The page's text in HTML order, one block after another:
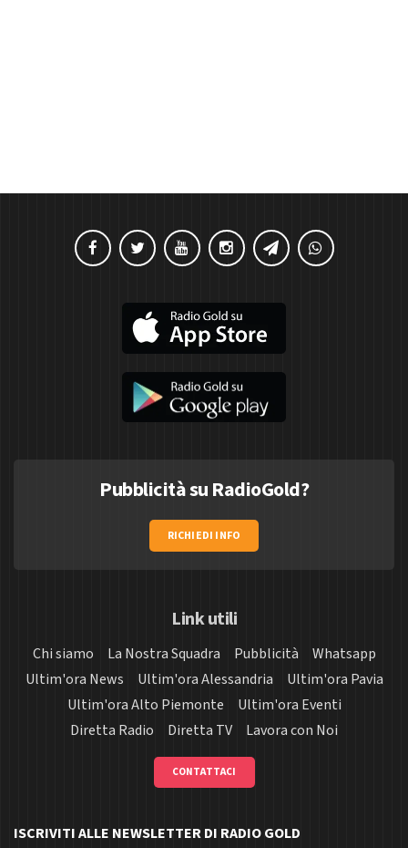
Pubblicità su RadioGold?
RICHIEDI INFO
Link utili
Chi siamo La Nostra Squadra Pubblicità
Whatsapp
Ultim'ora News
Ultim'ora Alessandria
Ultim'ora Pavia
Ultim'ora Alto Piemonte
Ultim'ora Eventi
Diretta Radio
Diretta TV Lavora con Noi
CONTATTACI
ISCRIVITI ALLE NEWSLETTER DI RADIO GOLD